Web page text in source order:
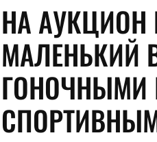
НА
МАЛЕНЬКИЙ